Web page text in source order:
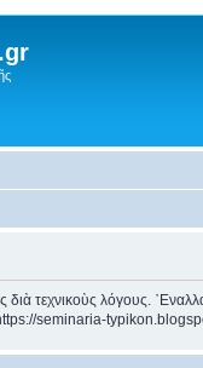
διὰ τεχνικοὺς λόγους.
seminaria-